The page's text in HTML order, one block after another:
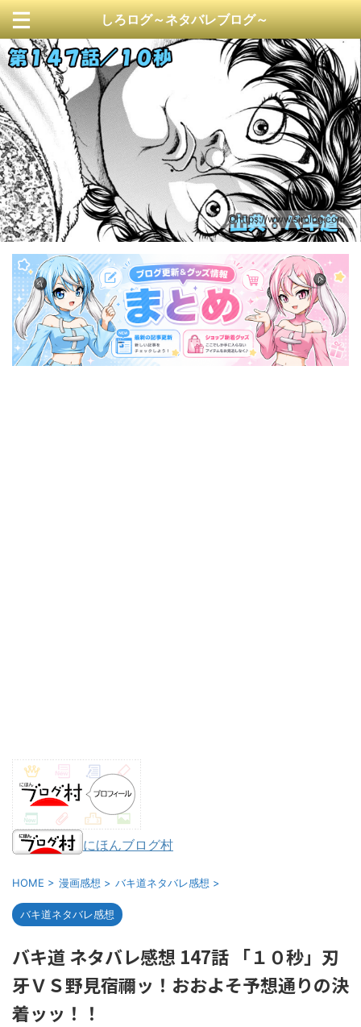
しろログ～ネタバレブログ～
https://www.sirolog.com
にほんブログ村
HOME > 漫画感想 > バキ道ネタバレ感想 >
バキ道ネタバレ感想
バキ道 ネタバレ感想 147話 「１０秒」刃
牙ＶＳ野見宿禰ッ！おおよそ予想通りの決
着ッッ！！